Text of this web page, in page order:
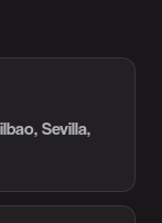
Sevilla,